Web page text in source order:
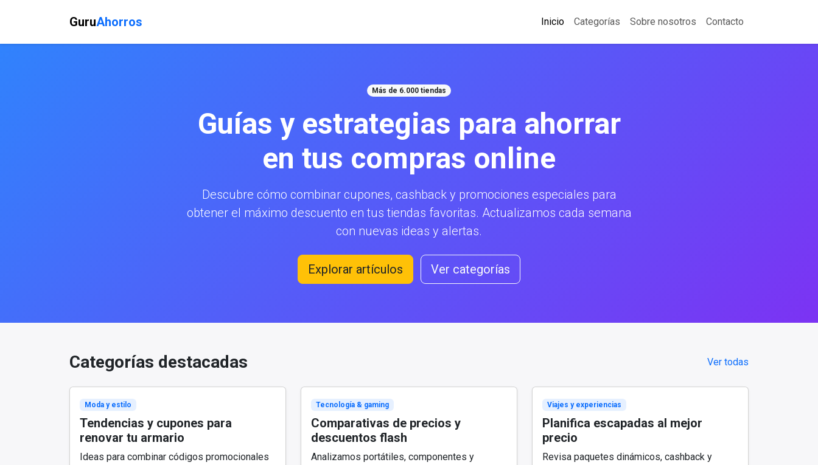
GuruAhorros Inicio Categorías Sobre nosotros Contacto
Más de 6.000 tiendas
Guías y estrategias para ahorrar
en tus compras online
Descubre cómo combinar cupones, cashback y promociones especiales para
obtener el máximo descuento en tus tiendas favoritas. Actualizamos cada semana
con nuevas ideas y alertas.
Explorar artículos Ver categorías
Categorías destacadas Ver todas
Moda y estilo
Tendencias y cupones para
renovar tu armario
Ideas para combinar códigos promocionales
Tecnología & gaming
Comparativas de precios y
descuentos flash
Analizamos portátiles, componentes y
Viajes y experiencias
Planifica escapadas al mejor
precio
Revisa paquetes dinámicos, cashback y